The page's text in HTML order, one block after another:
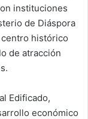
instituciones
de Diáspora
histórico
de atracción
Edificado,
económico